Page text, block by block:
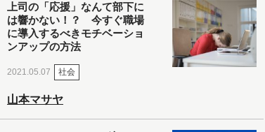
上司の「応援」なんて部下に
は響かない！？ 今すぐ職場
に導入するべきモチベーショ
ンアップの方法
2021.05.07 社会
山本マサヤ